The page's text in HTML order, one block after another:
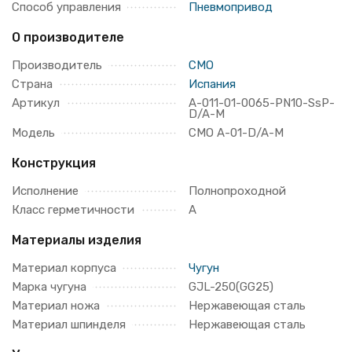
Способ управления Пневмопривод
О производителе
Производитель
CMO
Страна
Испания
Артикул
A-011-01-0065-PN10-SsP-
D/A-M
Модель
СМО A-01-D/A-M
Конструкция
Исполнение
Полнопроходной
Класс герметичности
A
Материалы изделия
Материал корпуса
Чугун
Марка чугуна
GJL-250(GG25)
Материал ножа
Нержавеющая сталь
Материал шпинделя
Нержавеющая сталь